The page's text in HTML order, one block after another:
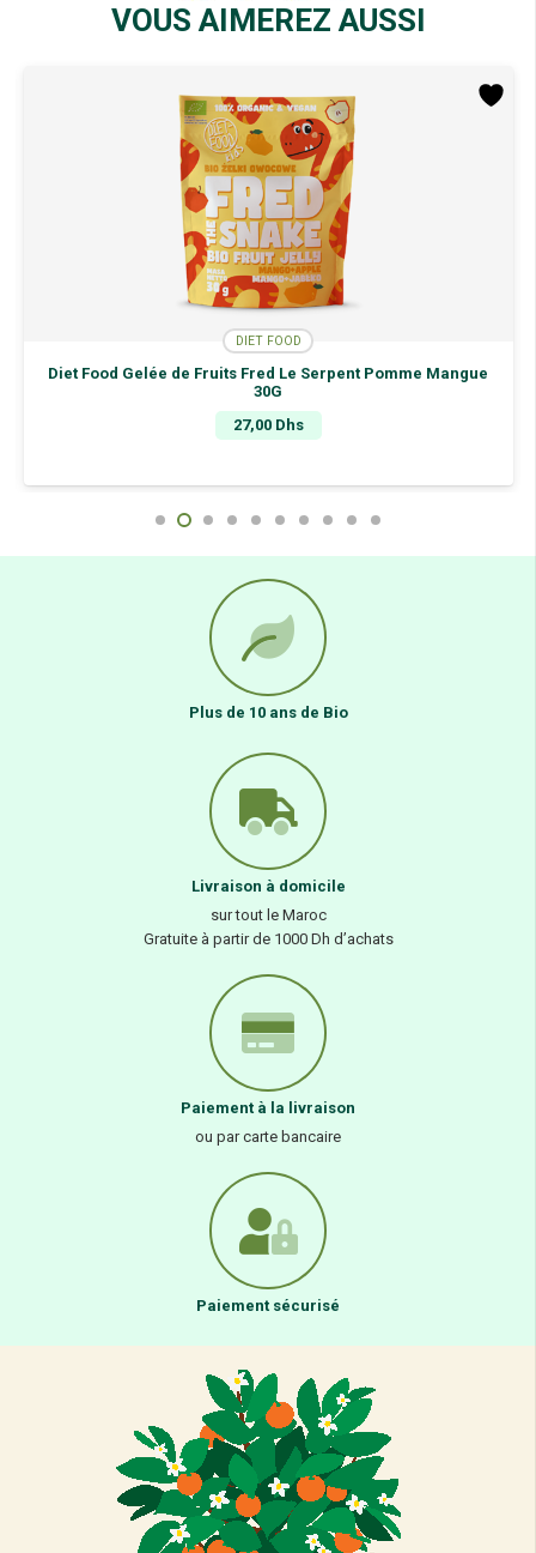
VOUS AIMEREZ AUSSI
Fred Le Serpent Pomme Mangue
Diet Food Gelée de Fruits
Plus de 10 ans de Bio
Livraison à domicile
sur tout le Maroc
Gratuite à partir de 1000 Dh d’achats
Paiement à la livraison
ou par carte bancaire
Paiement sécurisé